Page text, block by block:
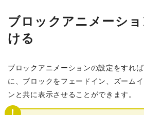
ブロックアニメーシ
ける
ブロックアニメーションの設定をすれ
に、ブロックをフェードイン、ズーム
ンと共に表示させることができます。